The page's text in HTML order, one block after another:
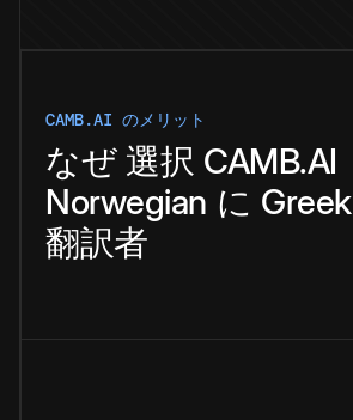
CAMB.AI のメリット
なぜ 選択 CAMB.AI
Norwegian に Greek
翻訳者